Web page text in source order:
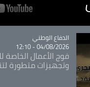
Catégorie
الدفاع الوطني
04/08/2026 - 12:10
فوج الأعمال الخاصة
وتجهيزات متطورة